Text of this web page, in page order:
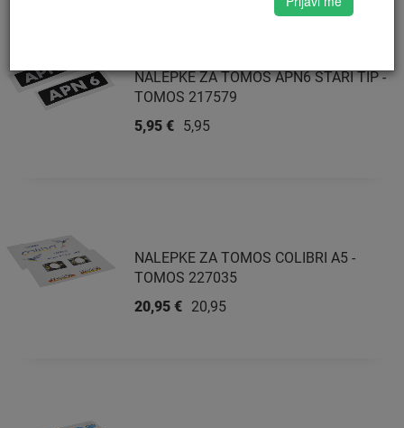
NALEPKE ZA TOMOS APN6 STARI TIP -
TOMOS 217579
5,95 €
5,95 €
NALEPKE ZA TOMOS COLIBRI A5 -
TOMOS 227035
20,95 €
20,95 €